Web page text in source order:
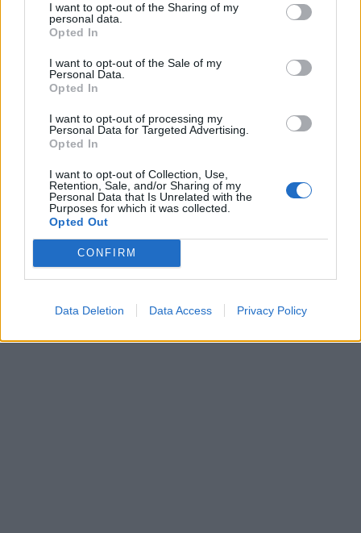
I want to opt-out of the Sharing of my
personal data.
Opted In
I want to opt-out of the Sale of my
Personal Data.
Opted In
I want to opt-out of processing my
Personal Data for Targeted Advertising.
Opted In
I want to opt-out of Collection, Use,
Retention, Sale, and/or Sharing of my
Personal Data that Is Unrelated with the
Purposes for which it was collected.
Opted Out
CONFIRM
Data Deletion Data Access Privacy Policy